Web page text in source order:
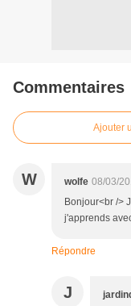
Commentaires
Ajouter
W wolfe 08/03/
Bonjour<br />
j'apprends
Répondre
J